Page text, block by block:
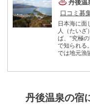
丹後温
口コミ募
日本海に面
人（たいざ
ば、“究極
で知られる
では地元漁
ちに水揚
（識別票
じて新鮮な
丹後温泉の宿